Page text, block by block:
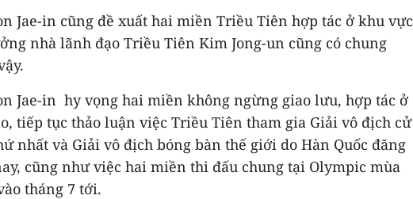
Jae-in cũng đề xuất hai miền Triều Tiên hợp tác ở khu vực
nhà lãnh đạo Triều Tiên Kim Jong-un cũng có chung
Jae-in hy vọng hai miền không ngừng giao lưu, hợp tác ở
tiếp tục thảo luận việc Triều Tiên tham gia Giải vô địch cử
nhất và Giải vô địch bóng bàn thế giới do Hàn Quốc đăng
cũng như việc hai miền thi đấu chung tại Olympic mùa
tháng 7 tới.